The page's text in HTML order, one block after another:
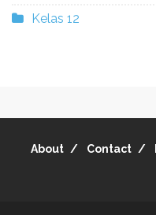
Kelas 12
About Contact